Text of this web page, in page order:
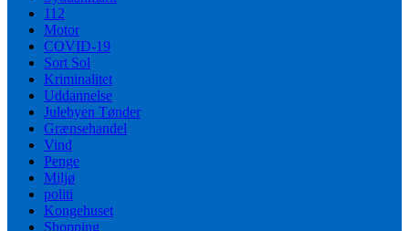
112
Motor
COVID-19
Sort Sol
Kriminalitet
Uddannelse
Julebyen Tønder
Grænsehandel
Vind
Penge
Miljø
politi
Kongehuset
Shopping